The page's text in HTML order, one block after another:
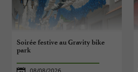
Soirée festive au Gravity bike
park